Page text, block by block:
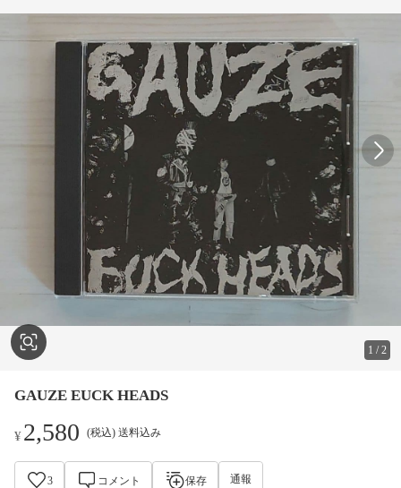
1 /2
GAUZE EUCK HEADS
¥2,580 (税込) 送料込み
3 コメント 保存 通報